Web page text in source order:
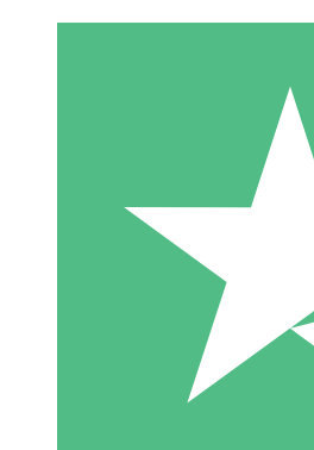
Paquetes de
Paga según el uso con créditos de
10 00